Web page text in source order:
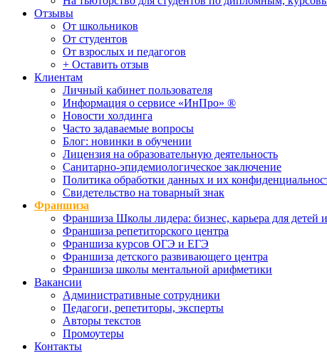
Отзывы
От школьников
От студентов
От взрослых и педагогов
+ Оставить отзыв
Клиентам
Личный кабинет пользователя
Информация о сервисе «ИнПро» ®
Новости холдинга
Часто задаваемые вопросы
Блог: новинки в обучении
Лицензия на образовательную деятельность
Санитарно-эпидемиологическое заключение
Политика обработки данных и их
Свидетельство на товарный знак
Франшиза
Франшиза Школы лидера: бизнес, карьера для детей
Франшиза репетиторского центра
Франшиза курсов ОГЭ и ЕГЭ
Франшиза детского развивающего центра
Франшиза школы ментальной арифметики
Вакансии
Административные сотрудники
Педагоги, репетиторы, эксперты
Авторы текстов
Промоутеры
Контакты